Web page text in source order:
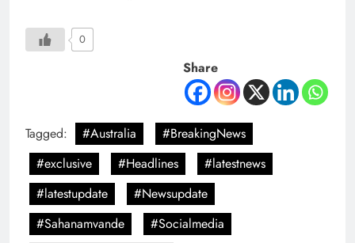
0
Share
Tagged: #Australia
#BreakingNews
#exclusive
#Headlines
#latestnews
#latestupdate
#Newsupdate
#Sahanamvande
#Socialmedia